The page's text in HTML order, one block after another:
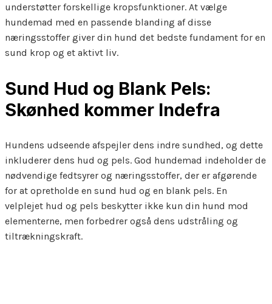
understøtter forskellige kropsfunktioner. At vælge
hundemad med en passende blanding af disse
næringsstoffer giver din hund det bedste fundament for en
sund krop og et aktivt liv.
Sund Hud og Blank Pels:
Skønhed kommer Indefra
Hundens udseende afspejler dens indre sundhed, og dette
inkluderer dens hud og pels. God hundemad indeholder de
nødvendige fedtsyrer og næringsstoffer, der er afgørende
for at opretholde en sund hud og en blank pels. En
velplejet hud og pels beskytter ikke kun din hund mod
elementerne, men forbedrer også dens udstråling og
tiltrækningskraft.